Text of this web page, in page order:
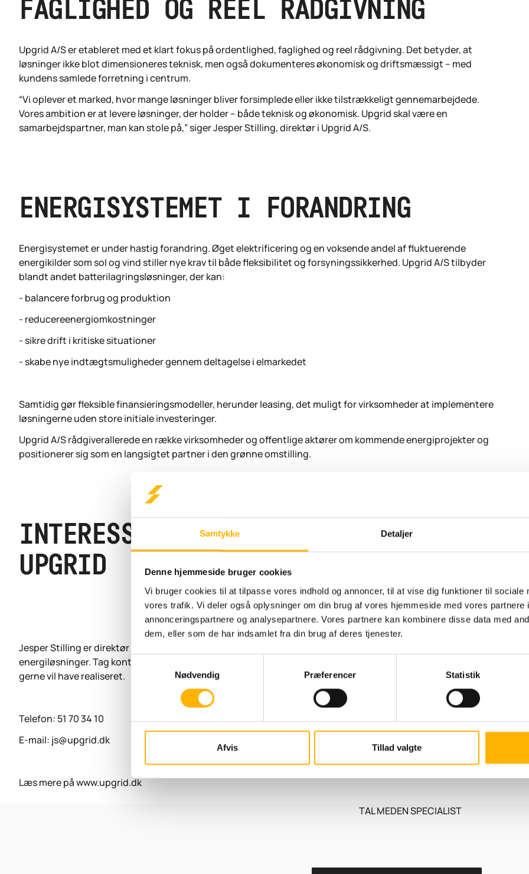
Samtykke Detaljer
Denne hjemmeside bruger cookies
Vi bruger cookies til at tilpasse vores indhold og annoncer, til at vise dig funktioner til sociale
vores trafik. Vi deler også oplysninger om din brug af vores hjemmeside med vores partnere
annonceringspartnere og analysepartnere. Vores partnere kan kombinere disse data med
dem, eller som de har indsamlet fra din brug af deres tjenester.
Samtykkevalg
Nødvendig
Præferencer Statistik
Afvis Tillad valgte
FAGLIGHED OG REEL RÅDGIVNING
Upgrid A/S er etableret med et klart fokus på ordentlighed, faglighed og reel rådgivning. Det betyder, at
løsninger ikke blot dimensioneres teknisk, men også dokumenteres økonomisk og driftsmæssigt – med
kundens samlede forretning i centrum.
“Vi oplever et marked, hvor mange løsninger bliver forsimplede eller ikke tilstrækkeligt gennemarbejdede.
Vores ambition er at levere løsninger, der holder – både teknisk og økonomisk. Upgrid skal være en
samarbejdspartner, man kan stole på,” siger Jesper Stilling, direktør i Upgrid A/S.
ENERGISYSTEMET I FORANDRING
Energisystemet er under hastig forandring. Øget elektrificering og en voksende andel af fluktuerende
energikilder som sol og vind stiller nye krav til både fleksibilitet og forsyningssikkerhed. Upgrid A/S tilbyder
blandt andet batterilagringsløsninger, der kan:
- balancere forbrug og produktion
- reducereenergiomkostninger
- sikre drift i kritiske situationer
- skabe nye indtægtsmuligheder gennem deltagelse i elmarkedet
Samtidig gør fleksible finansieringsmodeller, herunder leasing, det muligt for virksomheder at implementere
løsningerne uden store initiale investeringer.
Upgrid A/S rådgiverallerede en række virksomheder og offentlige aktører om kommende energiprojekter og
positionerer sig som en langsigtet partner i den grønne omstilling.
INTERESSERET? KONTAKT JESPER &
UPGRID
Jesper Stilling er direktør i Upgrid og rådgiver virksomheder og offentlige institutioner om valg af
energiløsninger. Tag kontakt til Jesper hvis I har en idé, ønsker et uforpligtende tilbud eller har et projekt I
gerne vil have realiseret.
Telefon: 51 70 34 10
E-mail: js@upgrid.dk
Læs mere på www.upgrid.dk
TAL MEDEN SPECIALIST